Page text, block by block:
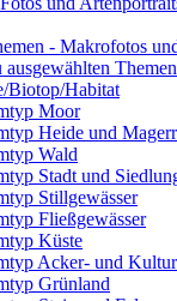
- Makrofotos
Biotop/Habitat
Moor
Heide und
Wald
Stadt und
Stillgewässer
Fließgewässer
Küste
Acker- und
Grünland